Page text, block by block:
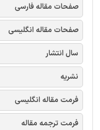
صفحات مقاله فارسی
صفحات مقاله انگلیسی
سال انتشار
نشریه
فرمت مقاله انگلیسی
فرمت ترجمه مقاله